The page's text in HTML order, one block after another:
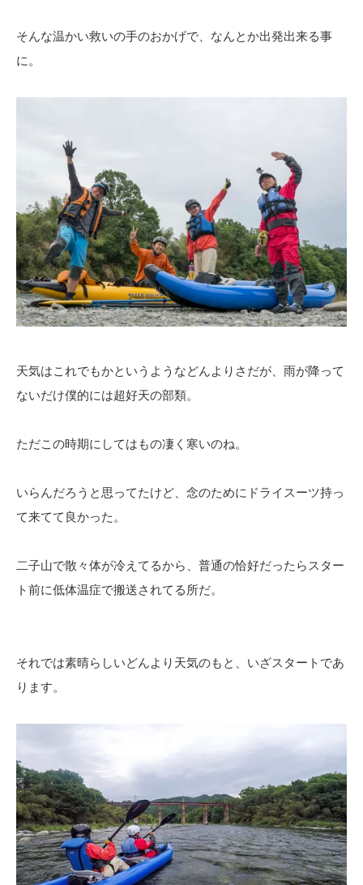
そんな温かい救いの手のおかげで、なんとか出発出来る事
に。
天気はこれでもかというようなどんよりさだが、雨が降って
ないだけ僕的には超好天の部類。
ただこの時期にしてはもの凄く寒いのね。
いらんだろうと思ってたけど、念のためにドライスーツ持っ
て来てて良かった。
二子山で散々体が冷えてるから、普通の恰好だったらスター
ト前に低体温症で搬送されてる所だ。
それでは素晴らしいどんより天気のもと、いざスタートであ
ります。